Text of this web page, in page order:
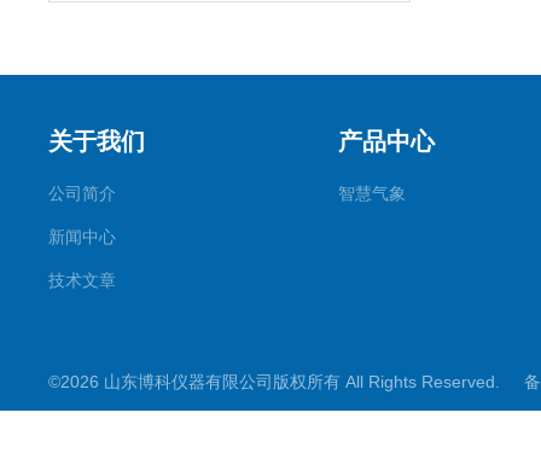
关于我们
公司简介
新闻中心
技术文章
产品中心
智慧气象
©2026 山东博科仪器有限公司版权所有 All Rights Reserved.